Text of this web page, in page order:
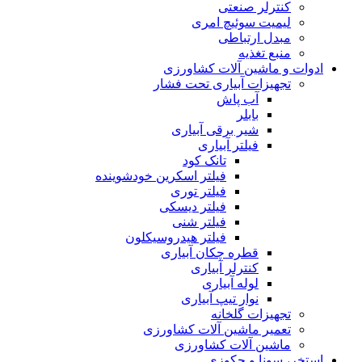
کنترلر صنعتی
لیمیت سوئیچ امری
مبدل ارتباطی
منبع تغذیه
ادوات و ماشین آلات کشاورزی
تجهیزات آبیاری تحت فشار
آب پاش
بابلر
شیر برقی آبیاری
فیلتر آبیاری
تانک کود
فیلتر اسکرین خودشوینده
فیلتر توری
فیلتر دیسکی
فیلتر شنی
فیلتر هیدروسیکلون
قطره چکان آبیاری
کنترلر آبیاری
لوله آبیاری
نوار تیپ آبیاری
تجهیزات گلخانه
تعمیر ماشین آلات کشاورزی
ماشین آلات کشاورزی